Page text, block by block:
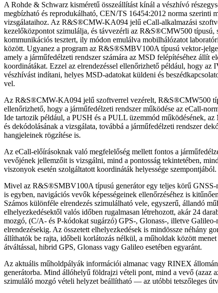
A Rohde & Schwarz kisméretű összeállítást kínál a vészhívó
megbízható és reprodukálható, CEN/TS 16454:2012 norma szerinti
vizsgálataihoz. Az R&S®CMW-KA094 jelű eCall-alkalmazási
kezelőközpontot szimulálja, és távvezérli az R&S®CMW500 típusú,
kommunikációs tesztert, ily módon emulálva mobilhálózatot
között. Ugyanez a program az R&S®SMBV100A típusú vektor-
amely a járműfedélzeti rendszer számára az MSD felépítéséhez állít
koordinátákat. Ezzel az elrendezéssel ellenőrizhető például, hogy az
vészhívást indítani, helyes MSD-adatokat küldeni és
vel.
Az R&S®CMW-KA094 jelű szoftverrel vezérelt, R&S®CMW500
ellenőrizhető, hogy a járműfedélzeti rendszer működése az eCall-
Ide tartozik például, a PUSH és a PULL üzemmód működésének,
és dekódolásának a vizsgálata, továbbá a járműfedélzeti rendszer
hangjeleinek rögzítése is.
Az eCall-előírásoknak való megfelelőség mellett fontos a
vevőjének jellemzőit is vizsgálni, mind a pontosság tekintetében,
viszonyok esetén szolgáltatott koordináták helyessége szempontjából.
Mivel az R&S®SMBV100A típusú generátor egy teljes körű GNSS-
is egyben, navigációs vevők képességeinek ellenőrzéséhez is
Számos különféle elrendezés szimulálható vele, egyszerű, állandó
elhelyezkedésektől valós időben rugalmasan létrehozott, akár 24
mozgó, (C/A- és P-kódokat sugárzó) GPS-, Glonass-, illetve
elrendezésekig. Az összetett elhelyezkedések is mindössze néhány
állíthatók be rajta, időbeli korlátozás nélkül, a műholdak között
átváltással, hibrid GPS, Glonass vagy Galileo esetében egyaránt.
Az aktuális műholdpályák információi almanac vagy RINEX
generátorba. Mind állóhelyű földrajzi vételi pont, mind a vevő (azaz
szimuláló mozgó vételi helyzet beállítható — az utóbbi tetszőleges